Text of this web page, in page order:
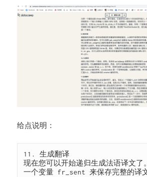
给点说明：
11. 生成翻译
现在您可以开始递归生成法语译文了
一个变量 fr_sent 来保存完整的译